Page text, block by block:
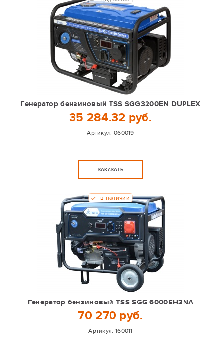
Генератор бензиновый TSS SGG3200EN DUPLEX
35 284.32 руб.
Артикул: 060019
ЗАКАЗАТЬ
Генератор бензиновый TSS SGG 6000EH3NA
70 270 руб.
Артикул: 160011
в наличии